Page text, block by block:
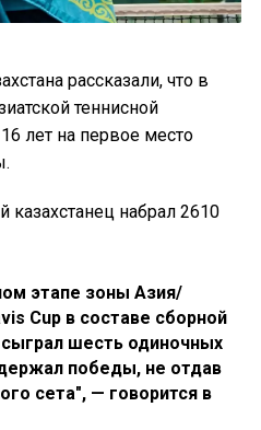
рассказали, что в
теннисной
лет на первое место
казахстанец набрал 2610
этапе зоны Азия/
Cup в составе сборной
сыграл шесть одиночных
победы, не отдав
сета", — говорится в